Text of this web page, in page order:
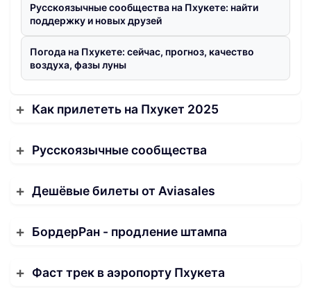
Русскоязычные сообщества на Пхукете: найти
поддержку и новых друзей
Погода на Пхукете: сейчас, прогноз, качество
воздуха, фазы луны
Как прилететь на Пхукет 2025
Русскоязычные сообщества
Дешёвые билеты от Aviasales
БордерРан - продление штампа
Фаст трек в аэропорту Пхукета